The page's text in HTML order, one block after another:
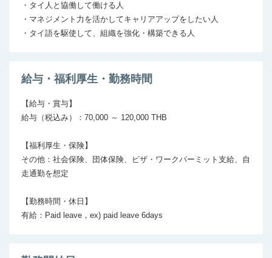
・タイ人と協働して働ける人
・マネジメント力を活かしてキャリアアップをしたい人
・タイ語を駆使して、組織を強化・構築できる人
給与・福利厚生・勤務時間
【給与・賞与】
給与（税込み）：70,000 ～ 120,000 THB
【福利厚生・保険】
その他：社会保険、団体保険、ビザ・ワークパーミット支給、自
走通勤を想定
【勤務時間・休日】